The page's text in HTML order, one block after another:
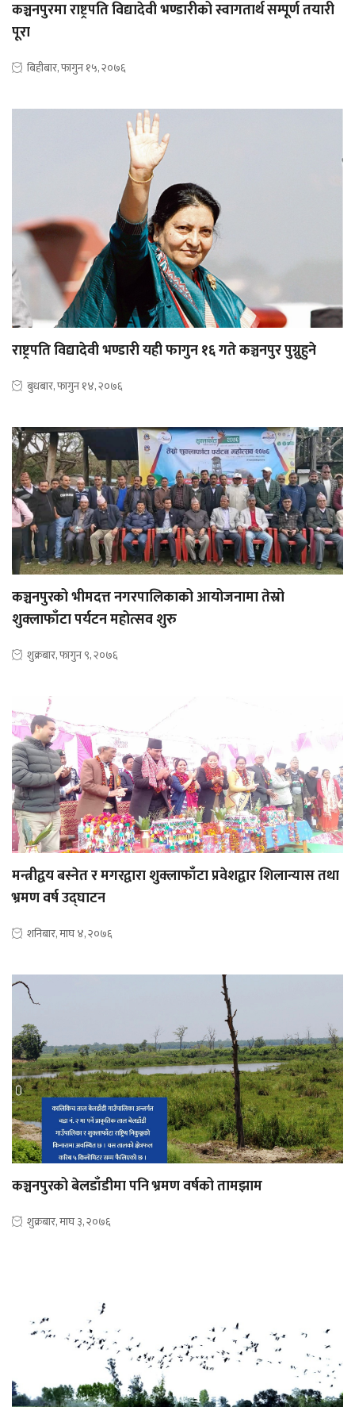
कञ्चनपुरमा राष्ट्रपति विद्यादेवी भण्डारीको स्वागतार्थ सम्पूर्ण तयारी
पूरा
बिहीबार, फागुन १५, २०७६
राष्ट्रपति विद्यादेवी भण्डारी यही फागुन १६ गते कञ्चनपुर पुग्नुहुने
बुधबार, फागुन १४, २०७६
कञ्चनपुरको भीमदत्त नगरपालिकाको आयोजनामा तेस्रो
शुक्लाफाँटा पर्यटन महोत्सव शुरु
शुक्रबार, फागुन ९, २०७६
मन्त्रीद्वय बस्नेत र मगरद्वारा शुक्लाफाँटा प्रवेशद्वार शिलान्यास तथा
भ्रमण वर्ष उद्घाटन
शनिबार, माघ ४, २०७६
कञ्चनपुरको बेलडाँडीमा पनि भ्रमण वर्षको तामझाम
शुक्रबार, माघ ३, २०७६